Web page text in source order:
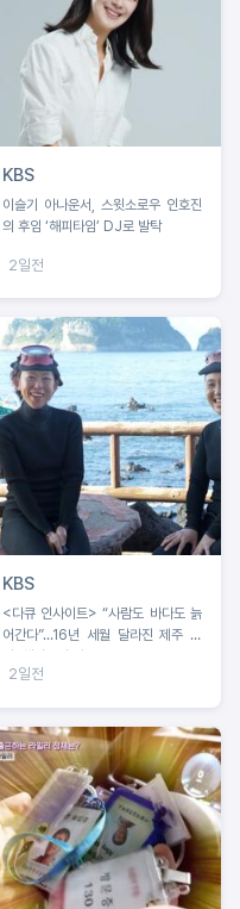
KBS
이슬기 아나운서, 스윗소로우 인호진
의 후임 ‘해피타임’ DJ로 발탁
2일전
KBS
<다큐 인사이트> “사람도 바다도 늙
어간다”...16년 세월 달라진 제주 바
2일전